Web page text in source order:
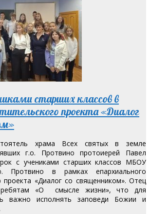
старших классов в
проекта «Диалог
храма Всех святых в земле
г.о. Протвино протоиерей Павел
с учениками старших классов МБОУ
в рамках епархиального
проекта «Диалог со священником». Отец
ребятам «О смысле жизни», что для
важно исполнять заповеди Божии и